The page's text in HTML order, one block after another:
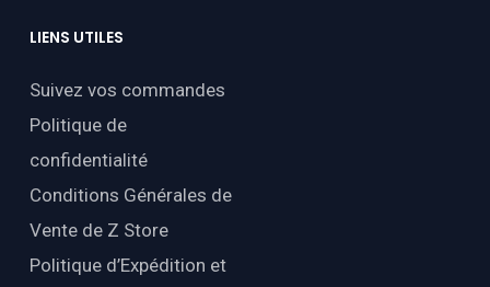
LIENS UTILES
Suivez vos commandes
Politique de
confidentialité
Conditions Générales de
Vente de Z Store
Politique d’Expédition et